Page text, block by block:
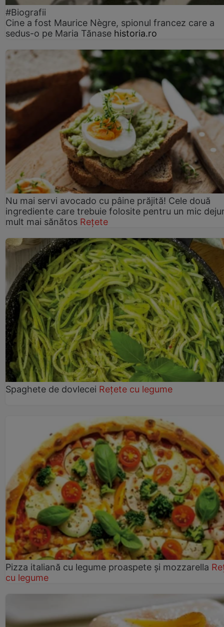
#Biografii
Cine a fost Maurice Nègre, spionul francez care a
sedus-o pe Maria Tănase historia.ro
Nu mai servi avocado cu pâine prăjită! Cele două
ingrediente care trebuie folosite pentru un mic
mult mai sănătos Rețete
Spaghete de dovlecei Rețete cu legume
Pizza italiană cu legume proaspete și mozzarella
cu legume